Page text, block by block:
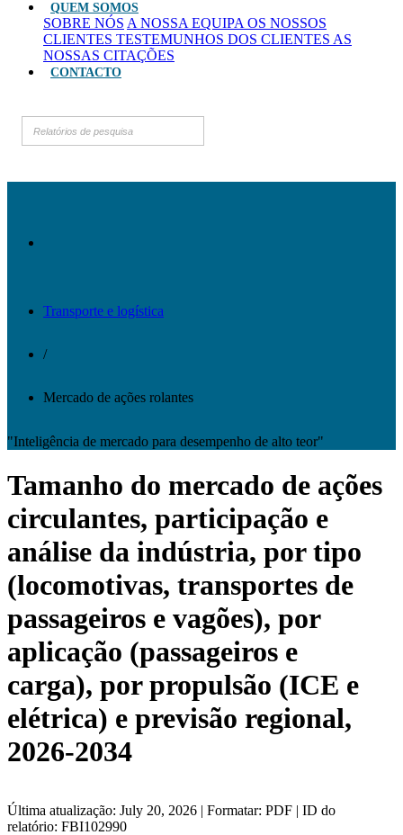
QUEM SOMOS
SOBRE NÓS A NOSSA EQUIPA OS NOSSOS
CLIENTES TESTEMUNHOS DOS CLIENTES AS
NOSSAS CITAÇÕES
CONTACTO
Transporte e logística
/
Mercado de ações rolantes
"Inteligência de mercado para desempenho de alto teor"
Tamanho do mercado de ações
circulantes, participação e
análise da indústria, por tipo
(locomotivas, transportes de
passageiros e vagões), por
aplicação (passageiros e
carga), por propulsão (ICE e
elétrica) e previsão regional,
2026-2034
Última atualização: July 20, 2026 | Formatar: PDF | ID do
relatório: FBI102990